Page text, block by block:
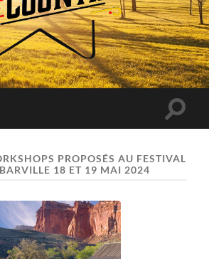
Forever
Country
Toggle
PROPOSÉS AU FESTIVAL
18 ET 19 MAI 2024